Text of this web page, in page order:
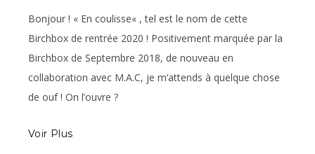
Bonjour ! « En coulisse« , tel est le nom de cette
Birchbox de rentrée 2020 ! Positivement marquée par la
Birchbox de Septembre 2018, de nouveau en
collaboration avec M.A.C, je m’attends à quelque chose
de ouf ! On l’ouvre ?
Voir Plus